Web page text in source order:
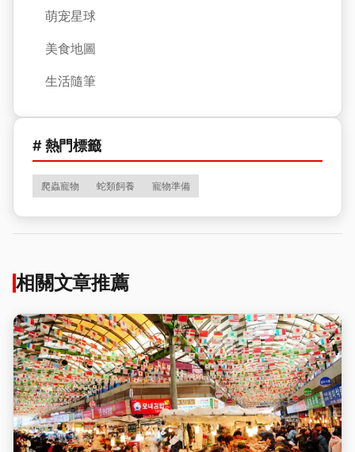
萌宠星球
美食地圖
生活隨筆
# 熱門標籤
爬蟲寵物 蛇類飼養 寵物準備
相關文章推薦